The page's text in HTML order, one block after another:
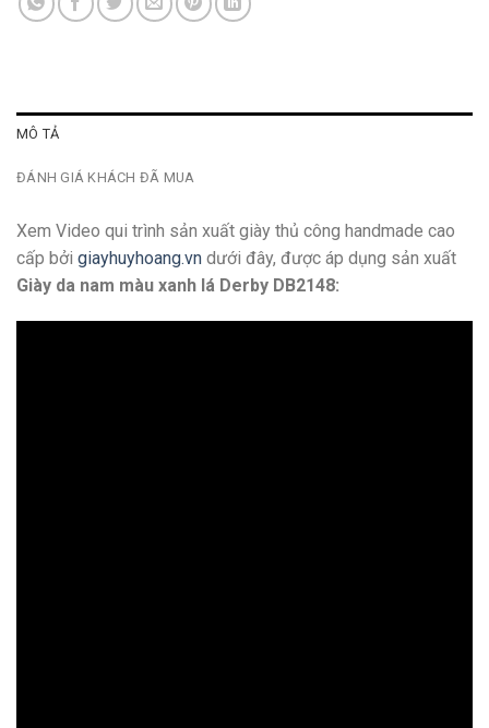
MÔ TẢ
ĐÁNH GIÁ KHÁCH ĐÃ MUA
Xem Video qui trình sản xuất giày thủ công handmade cao
cấp bởi giayhuyhoang.vn dưới đây, được áp dụng sản xuất
Giày da nam màu xanh lá Derby DB2148: